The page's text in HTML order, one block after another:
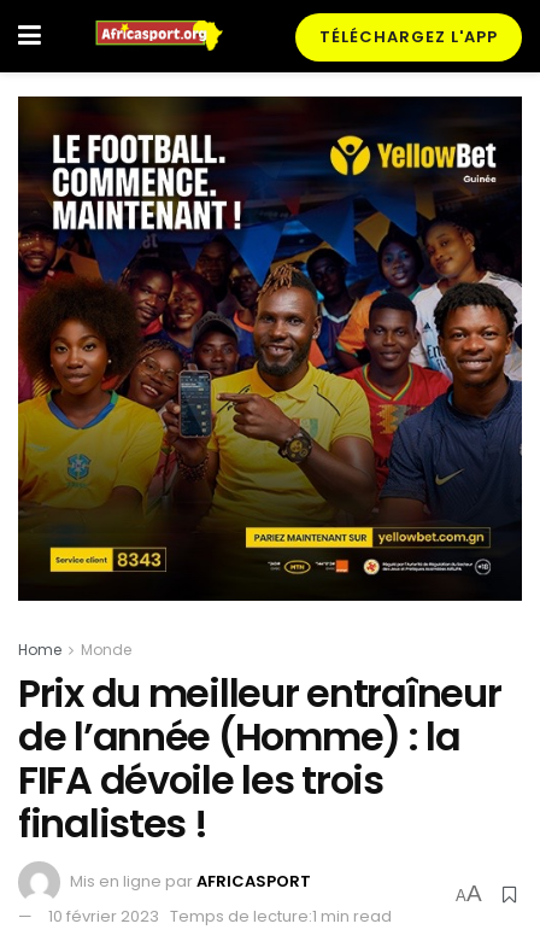
TÉLÉCHARGEZ L'APP
Home Monde
Prix du meilleur entraîneur
de l’année (Homme) : la
FIFA dévoile les trois
finalistes !
Mis en ligne parAFRICASPORT
10 février 2023 Temps de lecture:1 min read
AA